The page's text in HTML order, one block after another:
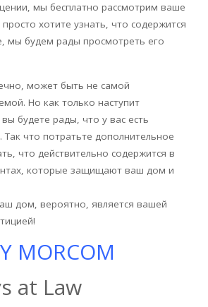
мы бесплатно рассмотрим ваше
хотите узнать, что содержится
мы будем рады просмотреть его
может быть не самой
Но как только наступит
будете рады, что у вас есть
Так что потратьте дополнительное
что действительно содержится в
которые защищают ваш дом и
дом, вероятно, является вашей
MORCOM
at Law